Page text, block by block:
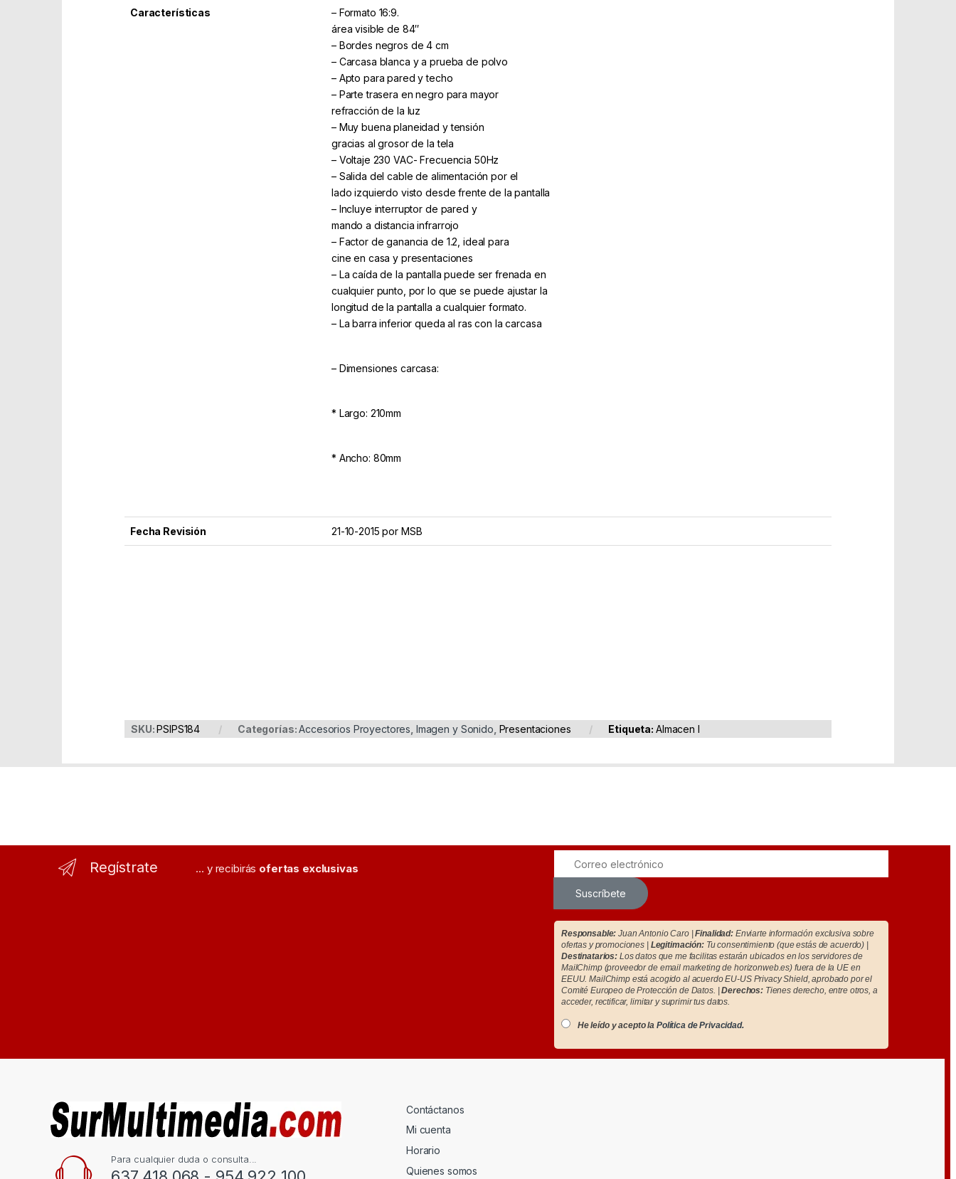
Características
– Formato 16:9.
área visible de 84″
– Bordes negros de 4 cm
– Carcasa blanca y a prueba de polvo
– Apto para pared y techo
– Parte trasera en negro para mayor
refracción de la luz
– Muy buena planeidad y tensión
gracias al grosor de la tela
– Voltaje 230 VAC- Frecuencia 50Hz
– Salida del cable de alimentación por el
lado izquierdo visto desde frente de la pantalla
– Incluye interruptor de pared y
mando a distancia infrarrojo
– Factor de ganancia de 1.2, ideal para
cine en casa y presentaciones
– La caída de la pantalla puede ser frenada en
cualquier punto, por lo que se puede ajustar la
longitud de la pantalla a cualquier formato.
– La barra inferior queda al ras con la carcasa
– Dimensiones carcasa:
* Largo: 210mm
* Ancho: 80mm
Fecha Revisión 21-10-2015 por MSB
SKU:PSIPS184 Categorías:Accesorios Proyectores Imagen y Sonido Presentaciones Etiqueta: Almacen I
Regístrate ... y recibirás ofertas exclusivas
Suscríbete
Responsable: Juan Antonio Caro |Finalidad: Enviarte información exclusiva sobre
ofertas y promociones | Legitimación:Tu consentimiento (que estás de acuerdo) |
Destinatarios: Los datos que me facilitas estarán ubicados en los servidores de
MailChimp (proveedor de email marketing de horizonweb.es) fuera de la UE en
EEUU. MailChimp está acogido al acuerdo EU-US Privacy Shield, aprobado por el
Comité Europeo de Protección de Datos. |Derechos: Tienes derecho, entre otros, a
acceder, rectificar, limitar y suprimir tus datos.
He leído y acepto la Política de Privacidad.
Para cualquier duda o consulta...
Contáctanos
Mi cuenta
Horario
Quienes somos